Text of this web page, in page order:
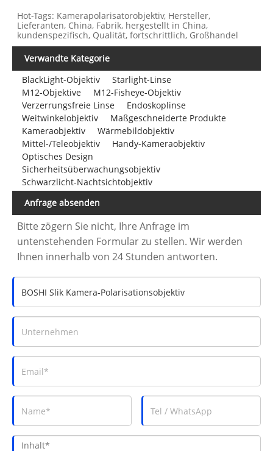
Hot-Tags: Kamerapolarisatorobjektiv, Hersteller,
Lieferanten, China, Fabrik, hergestellt in China,
kundenspezifisch, Qualität, fortschrittlich, Großhandel
Verwandte Kategorie
BlackLight-Objektiv
Starlight-Linse
M12-Objektive
M12-Fisheye-Objektiv
Verzerrungsfreie Linse
Endoskoplinse
Weitwinkelobjektiv
Maßgeschneiderte Produkte
Kameraobjektiv
Wärmebildobjektiv
Mittel-/Teleobjektiv
Handy-Kameraobjektiv
Optisches Design
Sicherheitsüberwachungsobjektiv
Schwarzlicht-Nachtsichtobjektiv
Anfrage absenden
Bitte zögern Sie nicht, Ihre Anfrage im
untenstehenden Formular zu stellen. Wir werden
Ihnen innerhalb von 24 Stunden antworten.